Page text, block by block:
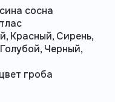
сосна
Красный, Сирень,
Черный,
гроба